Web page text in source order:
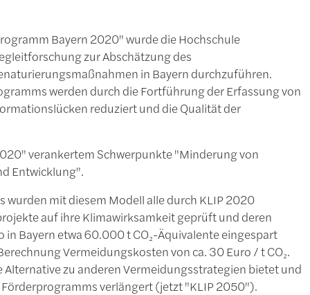
Bayern 2020" wurde die Hochschule
zur Abschätzung des
in Bayern durchzuführen.
werden durch die Fortführung der Erfassung von
reduziert und die Qualität der
verankertem Schwerpunkte "Minderung von
Entwicklung".
mit diesem Modell alle durch KLIP 2020
auf ihre Klimawirksamkeit geprüft und deren
Bayern etwa 60.000 t CO₂-Äquivalente eingespart
Vermeidungskosten von ca. 30 Euro / t CO₂.
zu anderen Vermeidungsstrategien bietet und
verlängert (jetzt "KLIP 2050").